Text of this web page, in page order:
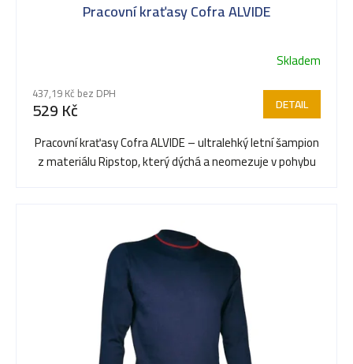
Pracovní kraťasy Cofra ALVIDE
Skladem
437,19 Kč bez DPH
529 Kč DETAIL
Pracovní kraťasy Cofra ALVIDE – ultralehký letní šampion
z materiálu Ripstop, který dýchá a neomezuje v pohybu